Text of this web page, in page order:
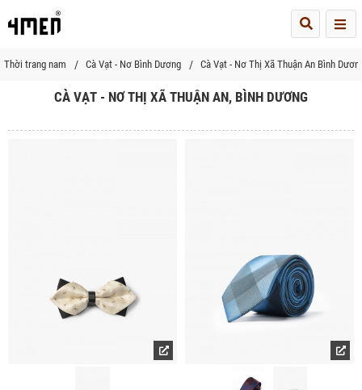
Thời trang nam Cà Vạt - Nơ Bình Dương Cà Vạt - Nơ Thị Xã Thuận An Bình
CÀ VẠT - NƠ THỊ XÃ THUẬN AN, BÌNH DƯƠNG